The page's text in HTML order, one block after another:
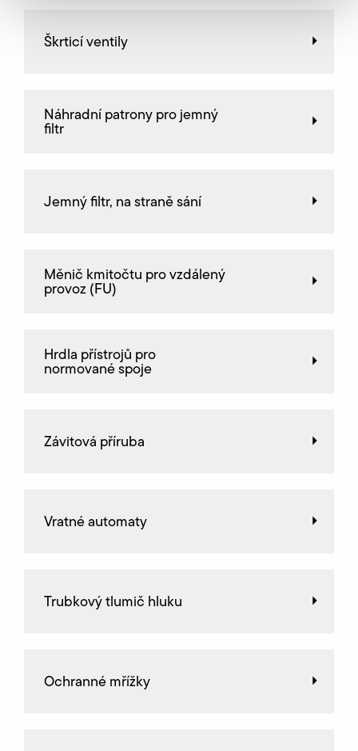
Škrticí ventily
Náhradní patrony pro jemný
filtr
Jemný filtr, na straně sání
Měnič kmitočtu pro vzdálený
provoz (FU)
Hrdla přístrojů pro
normované spoje
Závitová příruba
Vratné automaty
Trubkový tlumič hluku
Ochranné mřížky